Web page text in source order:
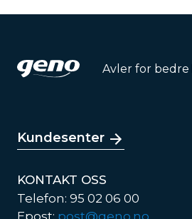
Avler for bedre
Kundesenter
KONTAKT OSS
Telefon: 95 02 06 00